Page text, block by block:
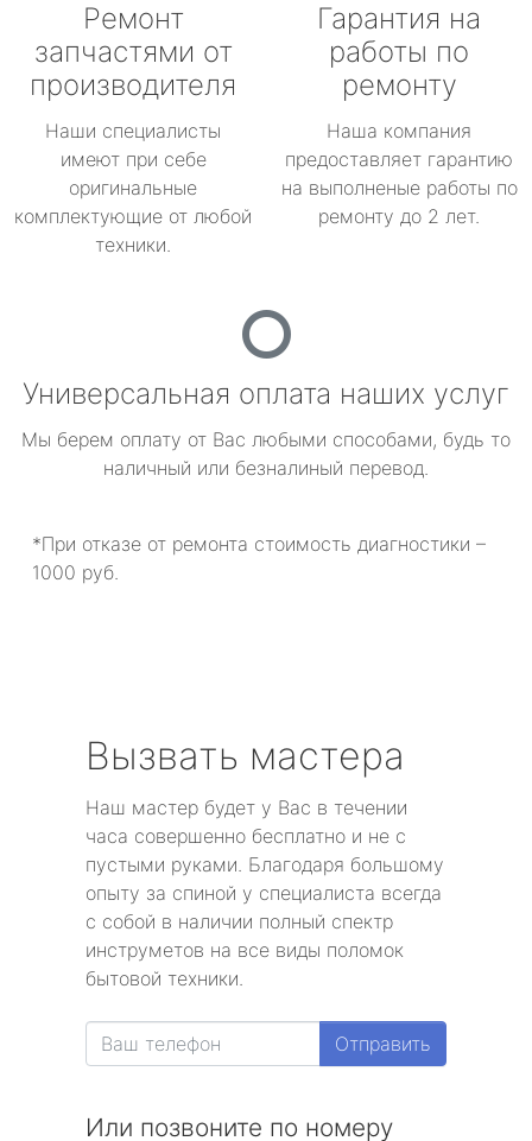
Ремонт
запчастями от
производителя
Наши специалисты
имеют при себе
оригинальные
комплектующие от любой
техники.
Гарантия на
работы по
ремонту
Наша компания
предоставляет гарантию
на выполненые работы по
ремонту до 2 лет.
Универсальная оплата наших услуг
Мы берем оплату от Вас любыми способами, будь то
наличный или безналиный перевод.
*При отказе от ремонта стоимость диагностики –
1000 руб.
Вызвать мастера
Наш мастер будет у Вас в течении
часа совершенно бесплатно и не с
пустыми руками. Благодаря большому
опыту за спиной у специалиста всегда
с собой в наличии полный спектр
инструметов на все виды поломок
бытовой техники.
Отправить
Или позвоните по номеру